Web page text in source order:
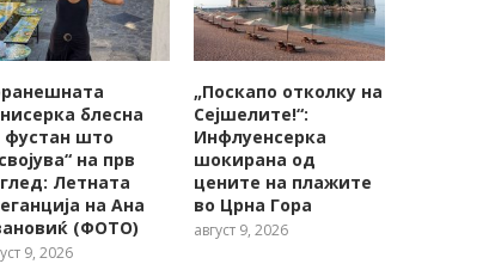
блесна
фустан што
на прв
Летната
на Ана
(ФОТО)
9, 2026
„Поскапо отколку на
Сејшелите!“:
Инфлуенсерка
шокирана од
цените на плажите
во Црна Гора
август 9, 2026